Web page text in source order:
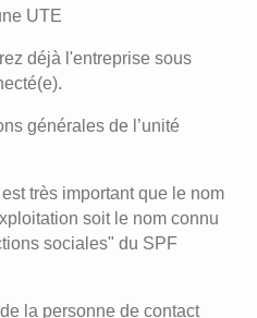
UTE
déjà l'entreprise sous
générales de l’unité
très important que le nom
soit le nom connu
sociales" du SPF
la personne de contact